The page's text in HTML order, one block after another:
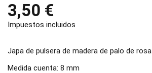
3,50 €
Impuestos incluidos
Japa de pulsera de madera de palo de rosa
Medida cuenta: 8 mm